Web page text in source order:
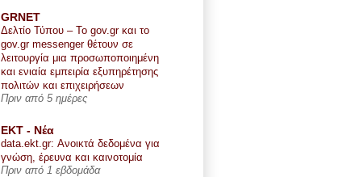
GRNET
Δελτίο Τύπου – Το gov.gr και το
gov.gr messenger θέτουν σε
λειτουργία μια προσωποποιημένη
και ενιαία εμπειρία εξυπηρέτησης
πολιτών και επιχειρήσεων
Πριν από 5 ημέρες
ΕΚΤ - Nέα
data.ekt.gr: Ανοικτά δεδομένα για
γνώση, έρευνα και καινοτομία
Πριν από 1 εβδομάδα